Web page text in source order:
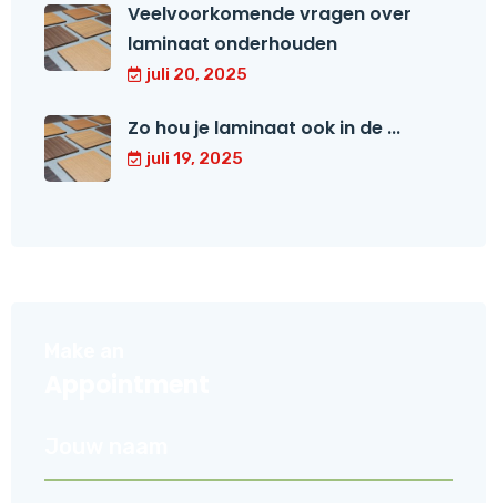
Veelvoorkomende vragen over
laminaat onderhouden
juli 20, 2025
Zo hou je laminaat ook in de ...
juli 19, 2025